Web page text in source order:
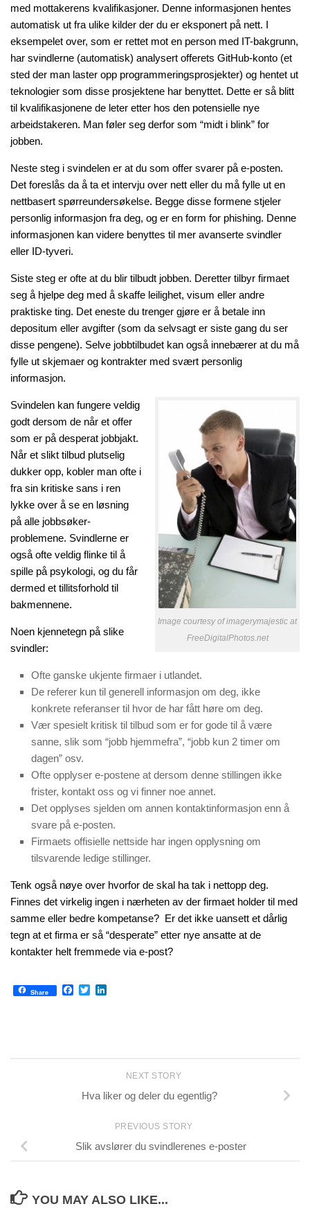
med mottakerens kvalifikasjoner. Denne informasjonen hentes
automatisk ut fra ulike kilder der du er eksponert på nett. I
eksempelet over, som er rettet mot en person med IT-bakgrunn,
har svindlerne (automatisk) analysert offerets GitHub-konto (et
sted der man laster opp programmeringsprosjekter) og hentet ut
teknologier som disse prosjektene har benyttet. Dette er så blitt
til kvalifikasjonene de leter etter hos den potensielle nye
arbeidstakeren. Man føler seg derfor som “midt i blink” for
jobben.
Neste steg i svindelen er at du som offer svarer på e-posten.
Det foreslås da å ta et intervju over nett eller du må fylle ut en
nettbasert spørreundersøkelse. Begge disse formene stjeler
personlig informasjon fra deg, og er en form for phishing. Denne
informasjonen kan videre benyttes til mer avanserte svindler
eller ID-tyveri.
Siste steg er ofte at du blir tilbudt jobben. Deretter tilbyr firmaet
seg å hjelpe deg med å skaffe leilighet, visum eller andre
praktiske ting. Det eneste du trenger gjøre er å betale inn
depositum eller avgifter (som da selvsagt er siste gang du ser
disse pengene). Selve jobbtilbudet kan også innebærer at du må
fylle ut skjemaer og kontrakter med svært personlig
informasjon.
Image courtesy of imagerymajestic at
FreeDigitalPhotos.net
Svindelen kan fungere veldig
godt dersom de når et offer
som er på desperat jobbjakt.
Når et slikt tilbud plutselig
dukker opp, kobler man ofte i
fra sin kritiske sans i ren
lykke over å se en løsning
på alle jobbsøker-
problemene. Svindlerne er
også ofte veldig flinke til å
spille på psykologi, og du får
dermed et tillitsforhold til
bakmennene.
Noen kjennetegn på slike
svindler:
Ofte ganske ukjente firmaer i utlandet.
De referer kun til generell informasjon om deg, ikke
konkrete referanser til hvor de har fått høre om deg.
Vær spesielt kritisk til tilbud som er for gode til å være
sanne, slik som “jobb hjemmefra”, “jobb kun 2 timer om
dagen” osv.
Ofte opplyser e-postene at dersom denne stillingen ikke
frister, kontakt oss og vi finner noe annet.
Det opplyses sjelden om annen kontaktinformasjon enn å
svare på e-posten.
Firmaets offisielle nettside har ingen opplysning om
tilsvarende ledige stillinger.
Tenk også nøye over hvorfor de skal ha tak i nettopp deg.
Finnes det virkelig ingen i nærheten av der firmaet holder til med
samme eller bedre kompetanse? Er det ikke uansett et dårlig
tegn at et firma er så “desperate” etter nye ansatte at de
kontakter helt fremmede via e-post?
Share Facebook
Twitter
NEXT STORY
Hva liker og deler du egentlig?
PREVIOUS STORY
Slik avslører du svindlerenes e-poster
YOU MAY ALSO LIKE...